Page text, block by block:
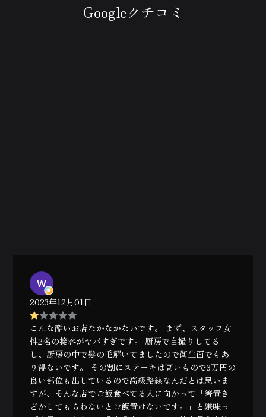
Googleクチコミ
2023年12月01日
こんな酷いお店なかなかないです。 まず、スタッフ女
性2名の接客がヤバすぎです。 厨房で自撮りしてる
し、厨房の中で髪の毛解いてましたので衛生面でもあ
り得ないです。 その割にステーキは高いもので3万円の
良い部位も出しているので高級路線なんだとは思いま
すが、そんな店でご飯食べてる人に向かって「箸置き
どかしてもらわないとご飯置けないです。」と嫌味っ